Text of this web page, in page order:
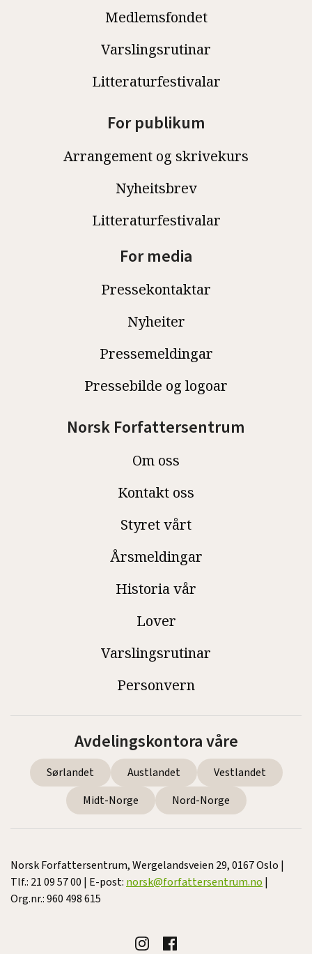
Medlemsfondet
Varslingsrutinar
Litteraturfestivalar
For publikum
Arrangement og skrivekurs
Nyheitsbrev
Litteraturfestivalar
For media
Pressekontaktar
Nyheiter
Pressemeldingar
Pressebilde og logoar
Norsk Forfattersentrum
Om oss
Kontakt oss
Styret vårt
Årsmeldingar
Historia vår
Lover
Varslingsrutinar
Personvern
Avdelingskontora våre
Sørlandet Austlandet
Vestlandet
Midt-Norge
Nord-Norge
Norsk Forfattersentrum, Wergelandsveien 29, 0167 Oslo |
Tlf.: 21 09 57 00 | E-post:norsk@forfattersentrum.no|
Org.nr.: 960 498 615